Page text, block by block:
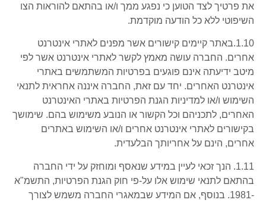
את פרטיך לצד הטוען כי נפגע ממך ו/או בהתאם להוראות הצו
השיפוטי ללא כל הודעה מוקדמת.
1.10.באתר קיימים קישורים אשר מפנים לאתרי אינטרנט
אחרים. החברה עושה מאמץ לקשר לאתרי אינטרנט אשר לפי
מיטב ידיעתה אינם פוגעים בפרטיות המשתמשים באתרי
אינטרנט האחרים. יחד עם זאת, החברה איננה אחראית לתנאי
השימוש ו/או למדיניות הגנת הפרטיות באתרי האינטרנט
האחרים, לתכניהם וכל הקשור או הנובע משימוש בהם. שימושך
בקישורים לאתרי אינטרנט אחרים ו/או השימוש באתרים
אחרים, הינם על אחריותך הבלעדית.
1.11. הנך זכאי לעיין במידע שנאסף ומוחזק על ידי החברה
בהתאם לתנאי שימוש אלו על-פי חוק הגנת הפרטיות, התשמ"א
-1981. בנוסף, אם המידע שבמאגרי החברה משמש לצורך